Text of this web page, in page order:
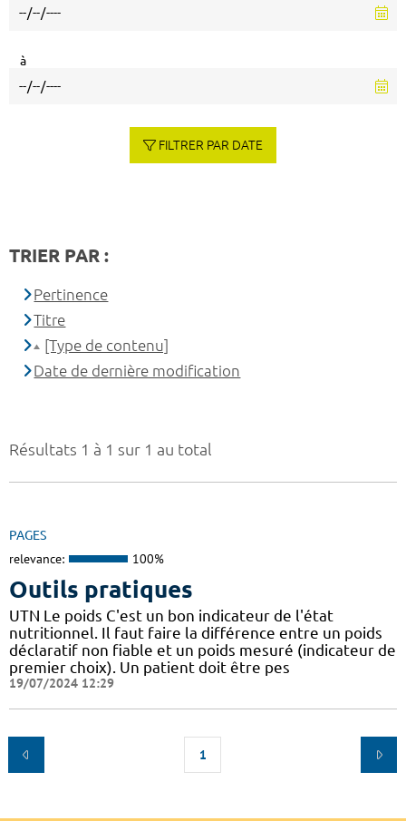
Résultats 1 à 1 sur 1 au total
PAGES
relevance: 100%
Outils pratiques
UTN Le poids C'est un bon indicateur de l'état
nutritionnel. Il faut faire la différence entre un poids
déclaratif non fiable et un poids mesuré (indicateur de
premier choix). Un patient doit être pes
19/07/2024 12:29
1
à
FILTRER PAR DATE
TRIER PAR :
Pertinence
Titre
[Type de contenu]
Date de dernière modification